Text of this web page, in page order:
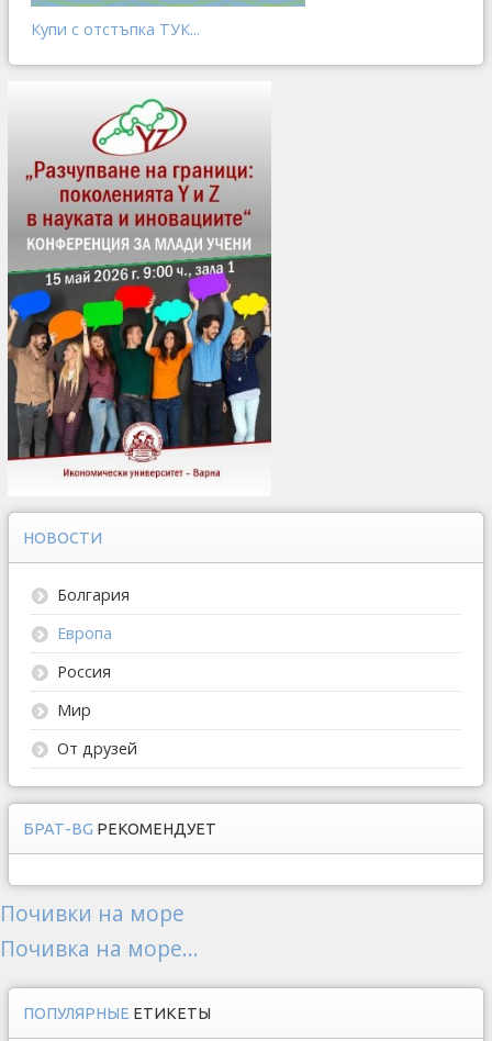
Купи с отстъпка ТУК...
НОВОСТИ
Болгария
Европа
Россия
Мир
От друзей
БРАТ-BG РЕКОМЕНДУЕТ
Почивки на море
Почивка на море...
ПОПУЛЯРНЫЕ ЕТИКЕТЫ